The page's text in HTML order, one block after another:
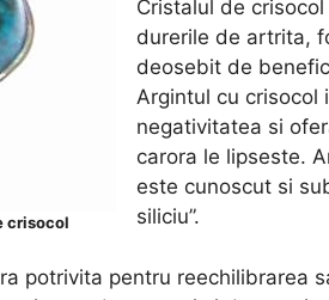
crisocol
Cristalul de
durerile de artrita,
deosebit de
Argintul cu crisocol
negativitatea si
carora le lipseste.
este cunoscut si
siliciu”.
potrivita pentru reechilibrarea